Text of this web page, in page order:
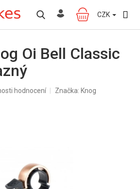
NÁKUPNÍ
KOŠÍK
CZK
Oi Bell Classic
hodnocení Značka: Knog